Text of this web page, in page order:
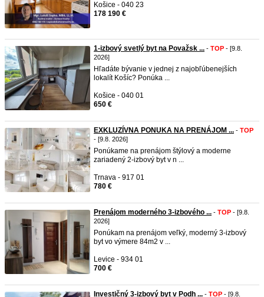
Košice - 040 23
178 190 €
1-izbový svetlý byt na Považsk ... - TOP - [9.8.
2026]
Hľadáte bývanie v jednej z najobľúbenejších
lokalít Košíc? Ponúka ...
Košice - 040 01
650 €
EXKLUZÍVNA PONUKA NA PRENÁJOM ... - TOP
- [9.8. 2026]
Ponúkame na prenájom štýlový a moderne
zariadený 2-izbový byt v n ...
Trnava - 917 01
780 €
Prenájom moderného 3-izbového ... - TOP - [9.8.
2026]
Ponúkam na prenájom veľký, moderný 3-izbový
byt vo výmere 84m2 v ...
Levice - 934 01
700 €
Investičný 3-izbový byt v Podh ... - TOP - [9.8.